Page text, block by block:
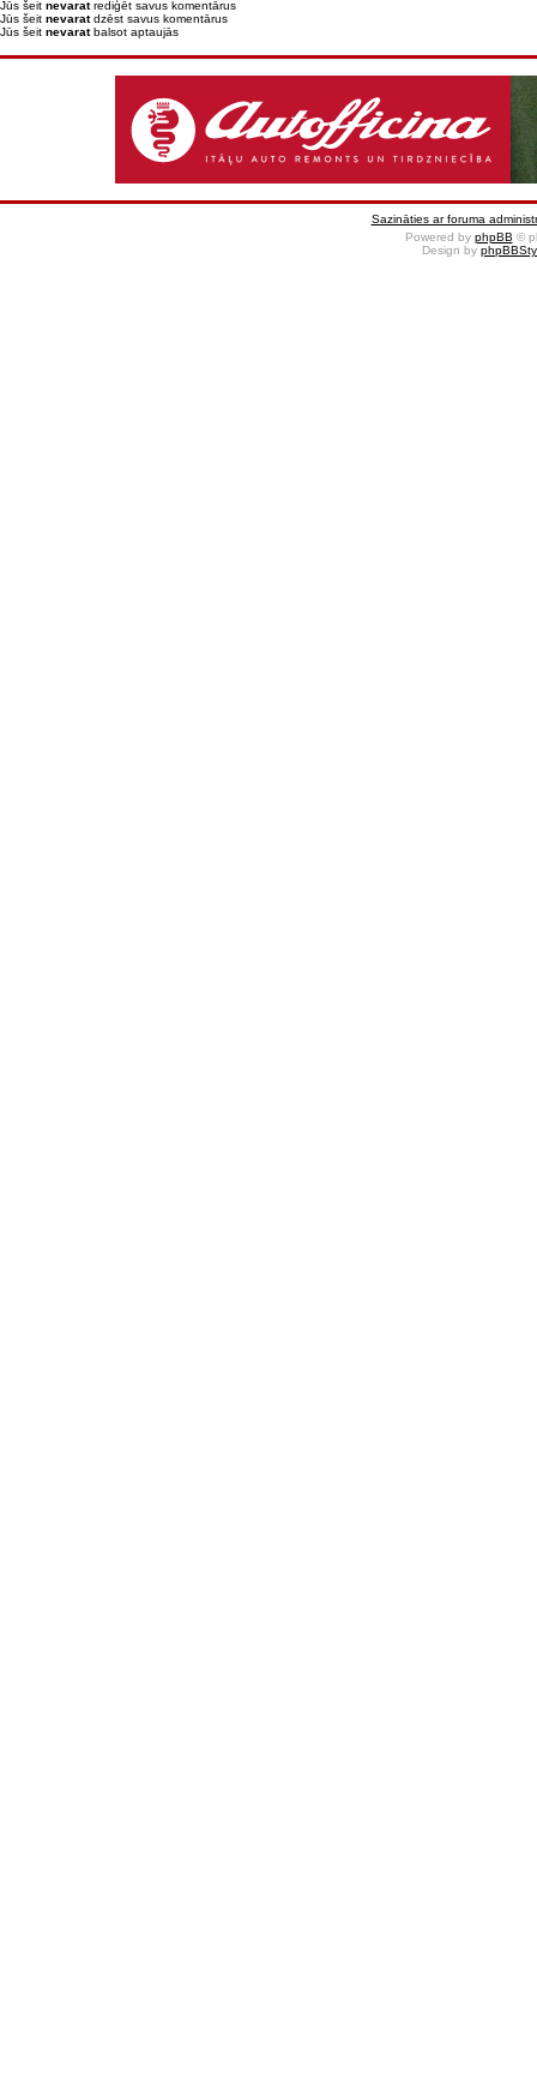
Jūs šeit nevaratrediģēt savus komentārus
Jūs šeit nevaratdzēst savus komentārus
Jūs šeit nevaratbalsot aptaujās
Sazināties ar foruma
Powered by phpBB ©
Design by